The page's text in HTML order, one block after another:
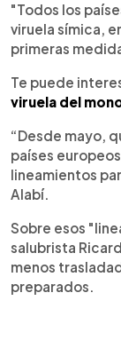
"Todos los
viruela símica,
primeras
Te puede
viruela del
“Desde mayo,
países
lineamientos
Alabí.
Sobre esos
salubrista
menos
preparados.